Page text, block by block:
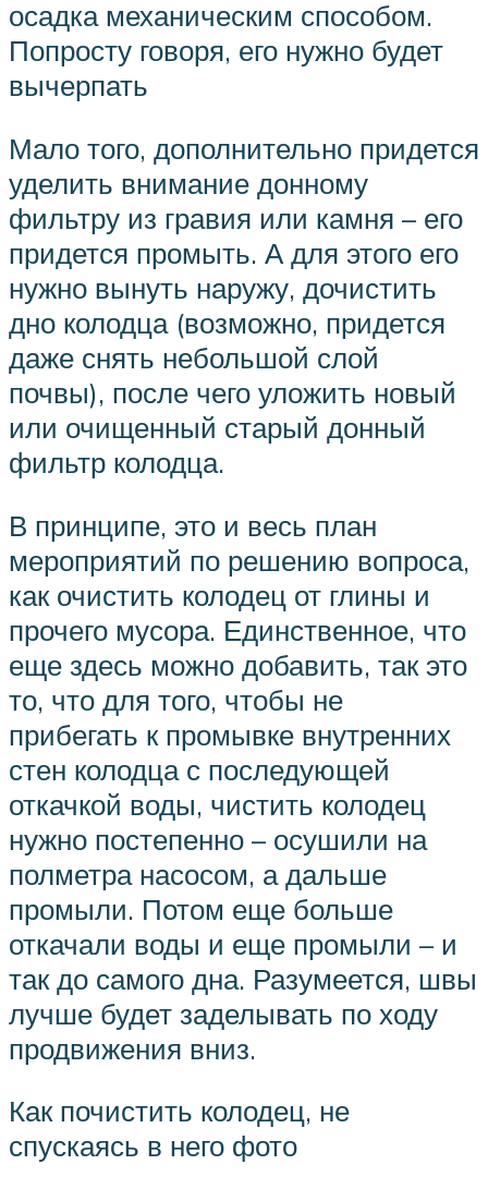
осадка механическим способом.
Попросту говоря, его нужно будет
вычерпать
Мало того, дополнительно придется
уделить внимание донному
фильтру из гравия или камня – его
придется промыть. А для этого его
нужно вынуть наружу, дочистить
дно колодца (возможно, придется
даже снять небольшой слой
почвы), после чего уложить новый
или очищенный старый донный
фильтр колодца.
В принципе, это и весь план
мероприятий по решению вопроса,
как очистить колодец от глины и
прочего мусора. Единственное, что
еще здесь можно добавить, так это
то, что для того, чтобы не
прибегать к промывке внутренних
стен колодца с последующей
откачкой воды, чистить колодец
нужно постепенно – осушили на
полметра насосом, а дальше
промыли. Потом еще больше
откачали воды и еще промыли – и
так до самого дна. Разумеется, швы
лучше будет заделывать по ходу
продвижения вниз.
Как почистить колодец, не
спускаясь в него фото